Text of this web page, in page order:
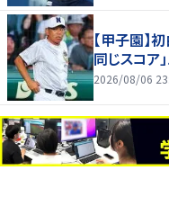
【甲子園】
同じスコア
2026/08/06